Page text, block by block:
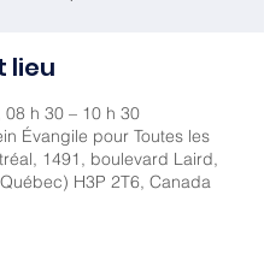
lieu
08 h 30 – 10 h 30
Évangile pour Toutes les
1491, boulevard Laird,
H3P 2T6, Canada